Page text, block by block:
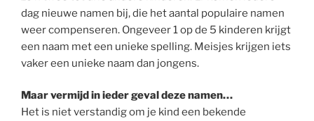
dag nieuwe namen bij, die het aantal populaire namen
weer compenseren. Ongeveer 1 op de 5 kinderen krijgt
een naam met een unieke spelling. Meisjes krijgen iets
vaker een unieke naam dan jongens.
Maar vermijd in ieder geval deze namen…
Het is niet verstandig om je kind een bekende